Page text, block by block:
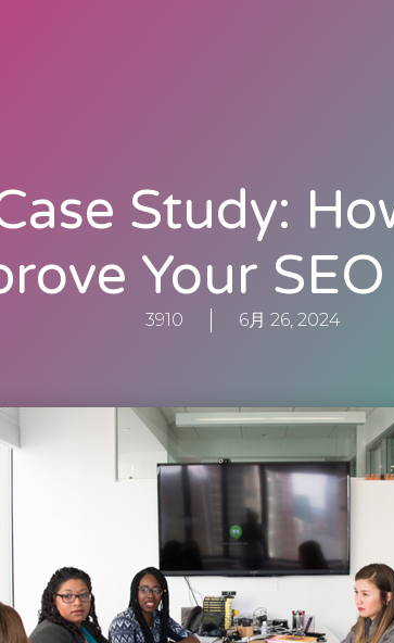
Study:
Your
3910 6月 26, 2024